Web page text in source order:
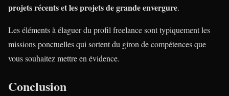
projets récents et les projets de grande envergure.
Les éléments à élaguer du profil freelance sont typiquement les
missions ponctuelles qui sortent du giron de compétences que
vous souhaitez mettre en évidence.
Conclusion